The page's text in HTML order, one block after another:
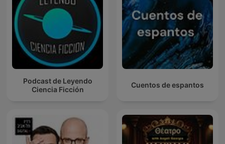
Podcast de Leyendo
Ciencia Ficción
Cuentos de espantos